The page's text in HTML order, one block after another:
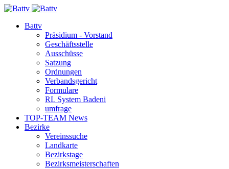
Battv
Präsidium - Vorstand
Geschäftsstelle
Ausschüsse
Satzung
Ordnungen
Verbandsgericht
Formulare
RL System Badeni
umfrage
TOP-TEAM News
Bezirke
Vereinssuche
Landkarte
Bezirkstage
Bezirksmeisterschaften